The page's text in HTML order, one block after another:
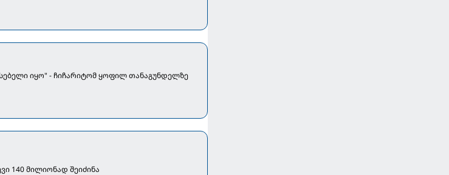
იყო" - ჩიჩარიტომ ყოფილ თანაგუნდელზე
140 მილიონად შეიძინა